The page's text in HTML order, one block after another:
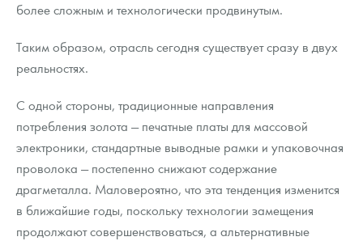
более сложным и технологически продвинутым.
Таким образом, отрасль сегодня существует сразу в двух
реальностях.
С одной стороны, традиционные направления
потребления золота — печатные платы для массовой
электроники, стандартные выводные рамки и упаковочная
проволока — постепенно снижают содержание
драгметалла. Маловероятно, что эта тенденция изменится
в ближайшие годы, поскольку технологии замещения
продолжают совершенствоваться, а альтернативные